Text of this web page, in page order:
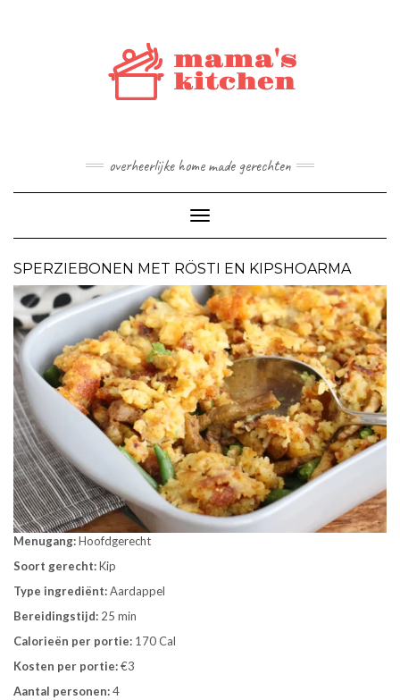
overheerlijke home made gerechten
Toggle navigatie
SPERZIEBONEN MET RÖSTI EN KIPSHOARMA
Menugang:Hoofdgerecht
Soort gerecht:Kip
Type ingrediënt:Aardappel
Bereidingstijd: 25 min
Calorieën per portie: 170 Cal
Kosten per portie:€3
Aantal personen:4